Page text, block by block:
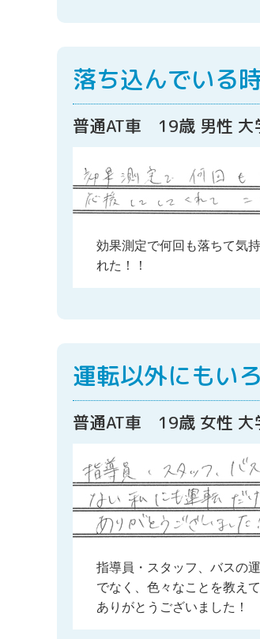
落ち込んでいる
普通AT車 19歳 男性 大
効果測定で何回も落ちて気
れた！！
運転以外にもい
普通AT車 19歳 女性 大
指導員・スタッフ、バスの
でなく、色々なことを教え
ありがとうございました！